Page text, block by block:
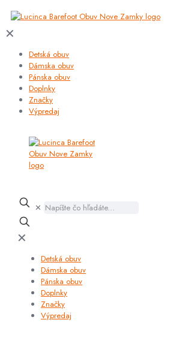
✕
Detská obuv
Dámska obuv
Pánska obuv
Doplnky
Značky
Výpredaj
✕
✕
Detská obuv
Dámska obuv
Pánska obuv
Doplnky
Značky
Výpredaj